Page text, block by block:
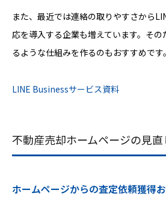
また、最近では連絡の取りやすさから
応を導入する企業も増えています。そ
るような仕組みを作るのもおすすめです。
LINE Businessサービス資料
不動産売却ホームページの見
ホームページからの査定依頼獲得